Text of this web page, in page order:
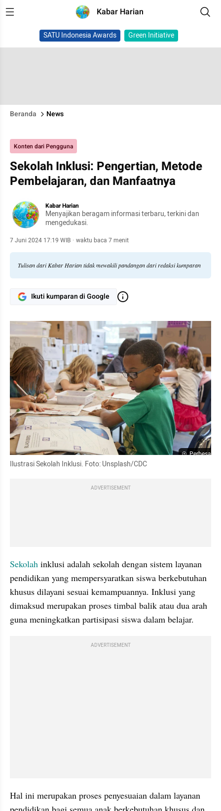
Kabar Harian
SATU Indonesia Awards Green Initiative
Beranda News
Konten dari Pengguna
Sekolah Inklusi: Pengertian, Metode
Pembelajaran, dan Manfaatnya
Kabar Harian
Menyajikan beragam informasi terbaru, terkini dan
mengedukasi.
7 Juni 2024 17:19 WIB · waktu baca 7 menit
Tulisan dari Kabar Harian tidak mewakili pandangan dari redaksi kumparan
Ikuti kumparan di Google
Perbesar
Ilustrasi Sekolah Inklusi. Foto: Unsplash/CDC
ADVERTISEMENT
Sekolah inklusi adalah sekolah dengan sistem layanan
pendidikan yang mempersyaratkan siswa berkebutuhan
khusus dilayani sesuai kemampuannya. Inklusi yang
dimaksud merupakan proses timbal balik atau dua arah
guna meningkatkan partisipasi siswa dalam belajar.
ADVERTISEMENT
Hal ini merupakan proses penyesuaian dalam layanan